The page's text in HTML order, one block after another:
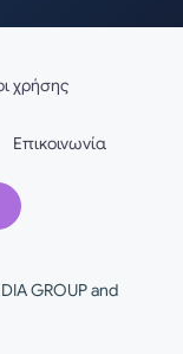
GROUP and
χρήσης
Επικοινωνία